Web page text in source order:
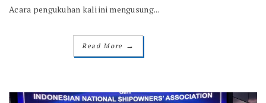
Acara pengukuhan kali ini mengusung...
Read More →